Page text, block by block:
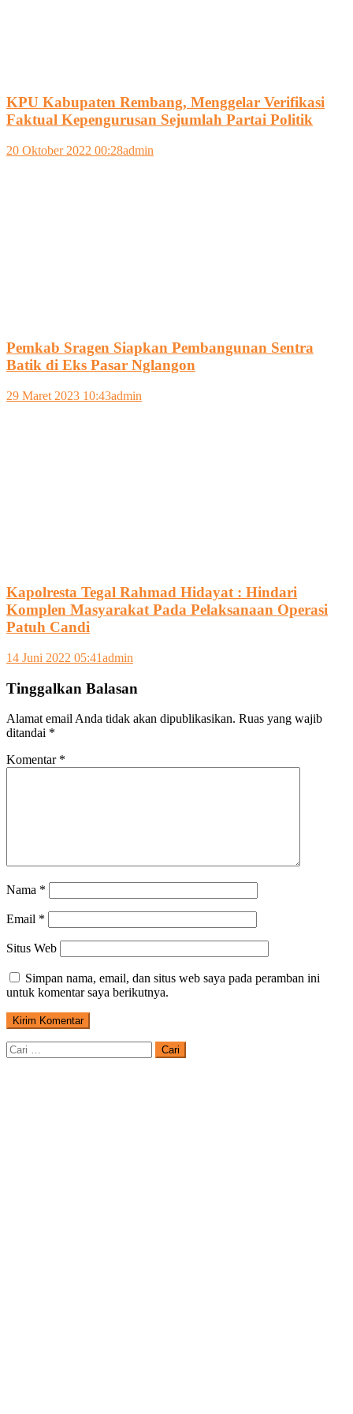
KPU Kabupaten Rembang, Menggelar Verifikasi
Faktual Kepengurusan Sejumlah Partai Politik
20 Oktober 2022 00:28admin
Pemkab Sragen Siapkan Pembangunan Sentra
Batik di Eks Pasar Nglangon
29 Maret 2023 10:43admin
Kapolresta Tegal Rahmad Hidayat : Hindari
Komplen Masyarakat Pada Pelaksanaan Operasi
Patuh Candi
14 Juni 2022 05:41admin
Tinggalkan Balasan
Alamat email Anda tidak akan dipublikasikan. Ruas yang wajib
ditandai *
Komentar *
Nama *
Email *
Situs Web
Simpan nama, email, dan situs web saya pada peramban ini
untuk komentar saya berikutnya.
Cari
untuk: